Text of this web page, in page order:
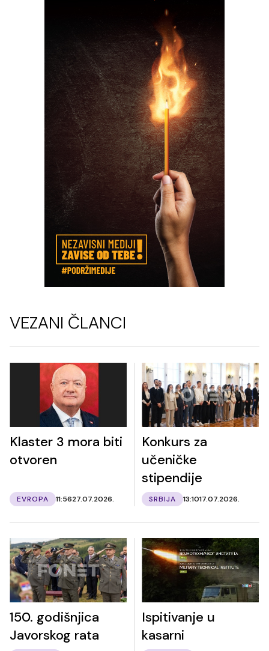
VEZANI ČLANCI
Klaster 3 mora biti
otvoren
EVROPA 11:5627.07.2026.
Konkurs za
učeničke
stipendije
SRBIJA 13:1017.07.2026.
150. godišnjica
Javorskog rata
Ispitivanje u
kasarni